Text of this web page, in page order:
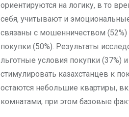
ориентируются на логику, в то
себя, учитывают и
связаны с мошенничеством
покупки (50%). Результаты
льготные условия покупки (37%)
стимулировать казахстанцев к
остаются небольшие квартиры,
комнатами, при этом базовые